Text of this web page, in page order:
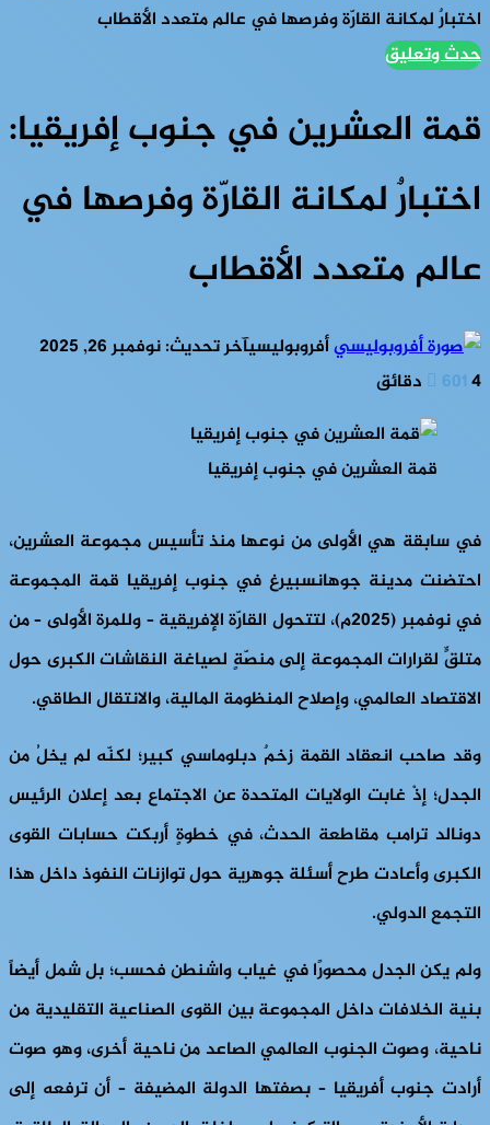
اختبارٌ لمكانة القارّة وفرصها في عالم متعدد الأقطاب
حدث وتعليق
قمة العشرين في جنوب إفريقيا:
اختبارٌ لمكانة القارّة وفرصها في
عالم متعدد الأقطاب
أفروبوليسيآخر تحديث: نوفمبر 26, 2025
6014 دقائق
قمة العشرين في جنوب إفريقيا
في سابقة هي الأولى من نوعها منذ تأسيس مجموعة العشرين،
احتضنت مدينة جوهانسبيرغ في جنوب إفريقيا قمة المجموعة
في نوفمبر (2025م)، لتتحول القارّة الإفريقية – وللمرة الأولى – من
متلقٍّ لقرارات المجموعة إلى منصّةٍ لصياغة النقاشات الكبرى حول
الاقتصاد العالمي، وإصلاح المنظومة المالية، والانتقال الطاقي.
وقد صاحب انعقاد القمة زخمٌ دبلوماسي كبير؛ لكنّه لم يخلُ من
الجدل؛ إذْ غابت الولايات المتحدة عن الاجتماع بعد إعلان الرئيس
دونالد ترامب مقاطعة الحدث، في خطوةٍ أربكت حسابات القوى
الكبرى وأعادت طرح أسئلة جوهرية حول توازنات النفوذ داخل هذا
التجمع الدولي.
ولم يكن الجدل محصورًا في غياب واشنطن فحسب؛ بل شمل أيضاً
بنية الخلافات داخل المجموعة بين القوى الصناعية التقليدية من
ناحية، وصوت الجنوب العالمي الصاعد من ناحية أخرى، وهو صوت
أرادت جنوب أفريقيا – بصفتها الدولة المضيفة – أن ترفعه إلى